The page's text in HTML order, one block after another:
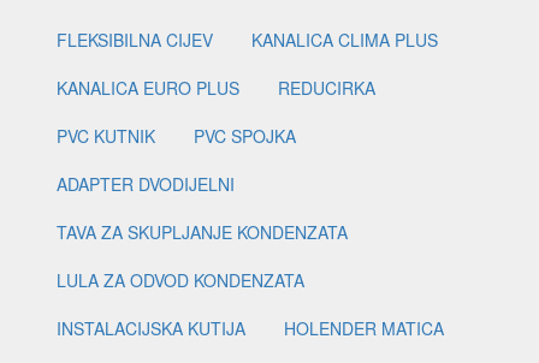
FLEKSIBILNA CIJEV
KANALICA CLIMA PLUS
KANALICA EURO PLUS
REDUCIRKA
PVC KUTNIK
PVC SPOJKA
ADAPTER DVODIJELNI
TAVA ZA SKUPLJANJE KONDENZATA
LULA ZA ODVOD KONDENZATA
INSTALACIJSKA KUTIJA
HOLENDER MATICA